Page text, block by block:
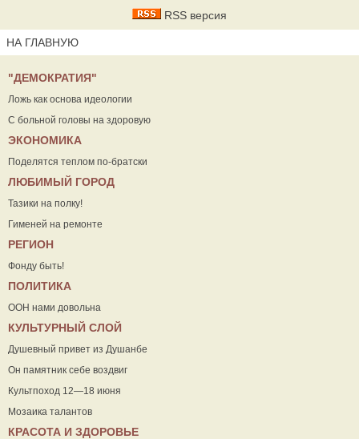
RSS версия
НА ГЛАВНУЮ
"ДЕМОКРАТИЯ"
Ложь как основа идеологии
С больной головы на здоровую
ЭКОНОМИКА
Поделятся теплом по-братски
ЛЮБИМЫЙ ГОРОД
Тазики на полку!
Гименей на ремонте
РЕГИОН
Фонду быть!
ПОЛИТИКА
ООН нами довольна
КУЛЬТУРНЫЙ СЛОЙ
Душевный привет из Душанбе
Он памятник себе воздвиг
Культпоход 12—18 июня
Мозаика талантов
КРАСОТА И ЗДОРОВЬЕ